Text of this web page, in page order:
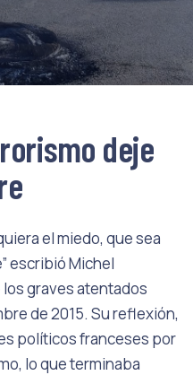
deje
el miedo, que sea
escribió Michel
graves atentados
de 2015. Su reflexión,
políticos franceses por
lo que terminaba